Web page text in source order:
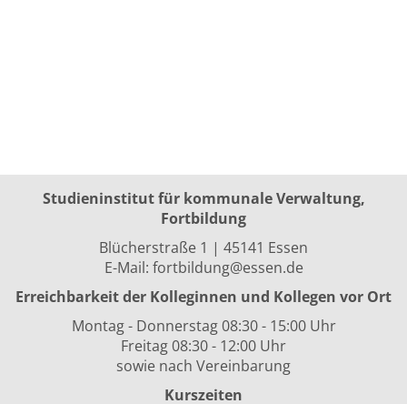
Studieninstitut für kommunale Verwaltung,
Fortbildung
Blücherstraße 1 | 45141 Essen
E-Mail: fortbildung@essen.de
Erreichbarkeit der Kolleginnen und Kollegen vor Ort
Montag - Donnerstag 08:30 - 15:00 Uhr
Freitag 08:30 - 12:00 Uhr
sowie nach Vereinbarung
Kurszeiten